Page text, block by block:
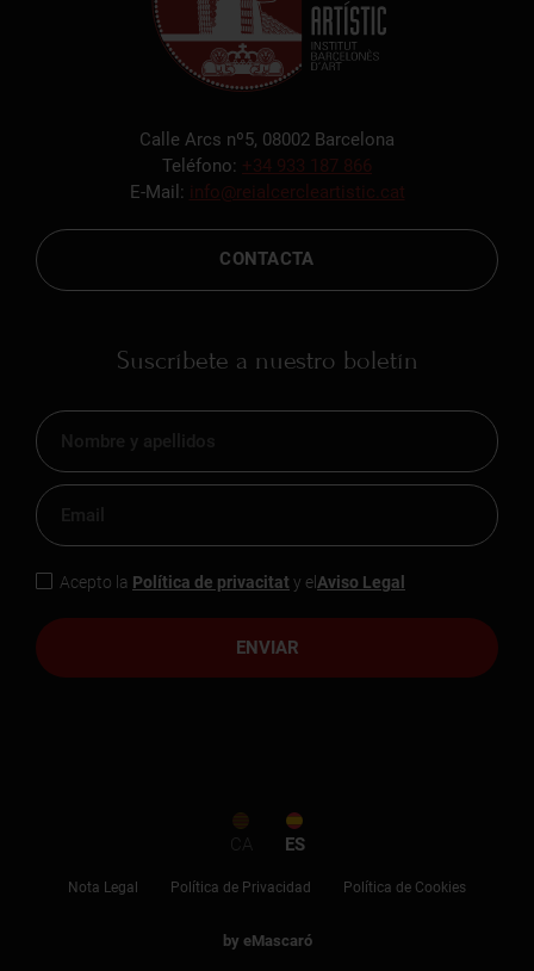
Calle Arcs nº5, 08002 Barcelona
Teléfono: +34 933 187 866
E-Mail: info@reialcercleartistic.cat
CONTACTA
Suscríbete a nuestro boletín
ENVIAR
Acepto la Política de privacitat y el Aviso Legal
CA ES
Nota Legal Política de Privacidad Política de Cookies
by eMascaró